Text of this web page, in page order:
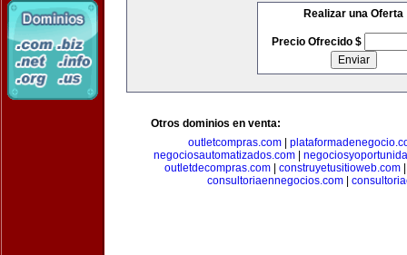
Realizar una Oferta
Precio Ofrecido $
Otros dominios en venta:
outletcompras.com
negociosautomatizados.com|
outletdecompras.com
construyetusitioweb.com
consultoriaennegocios.com